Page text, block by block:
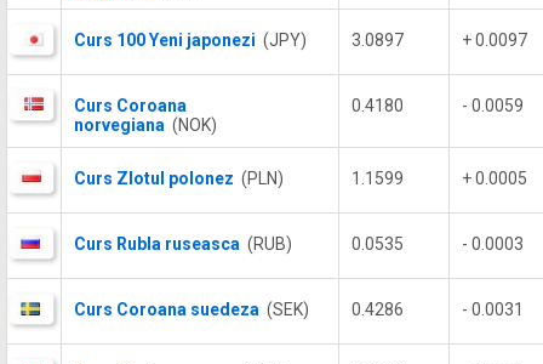
Curs 100 Yeni japonezi (JPY) 3.0897 + 0.0097
Curs Coroana
norvegiana (NOK)
0.4180 - 0.0059
Curs Zlotul polonez (PLN) 1.1599 + 0.0005
Curs Rubla ruseasca (RUB) 0.0535 - 0.0003
Curs Coroana suedeza (SEK) 0.4286 - 0.0031